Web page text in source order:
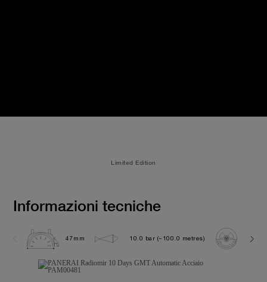
Limited Edition
Informazioni tecniche
47mm 10.0 bar (~100.0 metres)